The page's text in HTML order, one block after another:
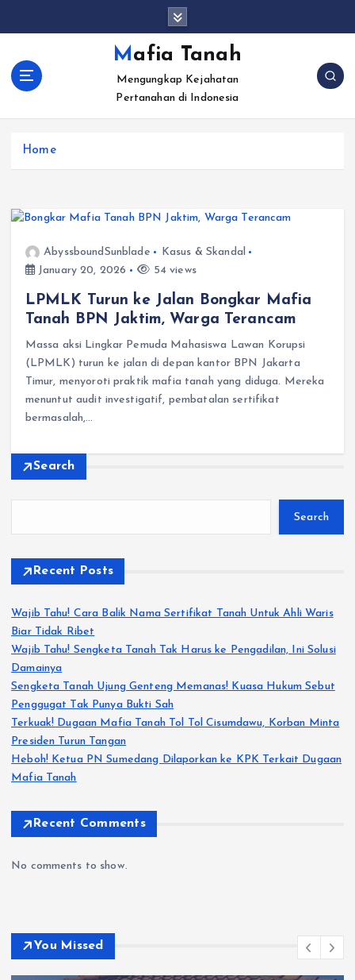
c
Mafia Tanah
Mengungkap Kejahatan
Pertanahan di Indonesia
Home
AbyssboundSunblade
Kasus & Skandal
January 20, 2026
54 views
LPMLK Turun ke Jalan Bongkar Mafia
Tanah BPN Jaktim, Warga Terancam
Massa aksi Lingkar Pemuda Mahasiswa Lawan Korupsi
(LPMLK) turun ke jalan di depan kantor BPN Jakarta
Timur, menyoroti praktik mafia tanah yang diduga. Mereka
menuntut audit investigatif, pembatalan sertifikat
bermasalah,…
Search
Search
Recent Posts
Wajib Tahu! Cara Balik Nama Sertifikat Tanah Untuk Ahli Waris
Biar Tidak Ribet
Wajib Tahu! Sengketa Tanah Tak Harus ke Pengadilan, Ini Solusi
Damainya
Sengketa Tanah Ujung Genteng Memanas! Kuasa Hukum Sebut
Penggugat Tak Punya Bukti Sah
Terkuak! Dugaan Mafia Tanah Tol Tol Cisumdawu, Korban Minta
Presiden Turun Tangan
Heboh! Ketua PN Sumedang Dilaporkan ke KPK Terkait Dugaan
Mafia Tanah
Recent Comments
No comments to show.
You Missed